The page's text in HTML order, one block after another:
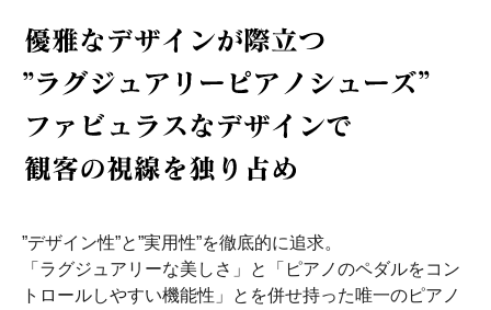
”デザイン性”と”実用性”を徹底的に追求。
「ラグジュアリーな美しさ」と「ピアノのペダルをコン
トロールしやすい機能性」とを併せ持った唯一のピアノ